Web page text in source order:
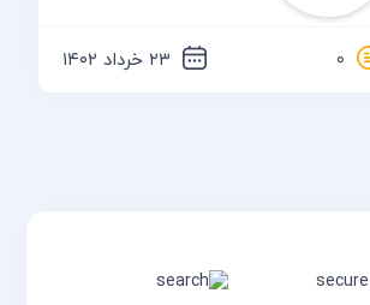
۰ ۲۳ خرداد ۱۴۰۲